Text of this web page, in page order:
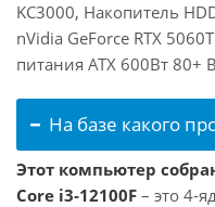
KC3000, Накопитель
nVidia GeForce RTX
питания ATX 600Вт 80+
На базе какого
Этот компьютер
Core i3-12100F – это 4-